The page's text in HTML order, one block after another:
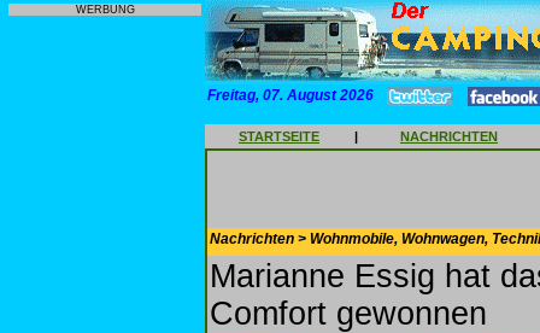
WERBUNG
Freitag, 07. August 2026
STARTSEITE | NACHRICHTEN
Nachrichten > Wohnmobile, Wohnwagen,
Marianne Essig hat
Comfort gewonnen